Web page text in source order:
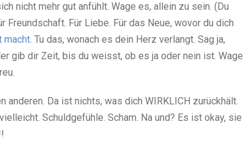
nicht mehr gut anfühlt. Wage es, allein zu sein. (Du
Für Liebe. Für das Neue, wovor du dich
macht. Tu das, wonach es dein Herz verlangt. Sag ja,
gib dir Zeit, bis du weisst, ob es ja oder nein ist. Wage
anderen. Da ist nichts, was dich WIRKLICH zurückhält.
Schuldgefühle. Scham. Na und? Es ist okay, sie